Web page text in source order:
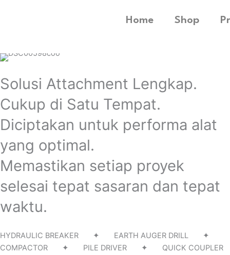
Home Shop
Solusi Attachment Lengkap.
Cukup di Satu Tempat.
Diciptakan untuk performa alat
yang optimal.
Memastikan setiap proyek
selesai tepat sasaran dan tepat
waktu.
HYDRAULIC BREAKER ✦ EARTH AUGER DRILL ✦
COMPACTOR ✦ PILE DRIVER ✦ QUICK COUPLER